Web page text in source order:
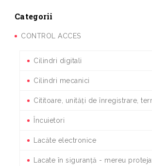
Categorii
CONTROL ACCES
Cilindri digitali
Cilindri mecanici
Cititoare, unități de înregistrare,
Încuietori
Lacăte electronice
Lacate în siguranță - mereu